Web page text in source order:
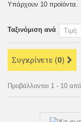
Υπάρχουν 10 προϊόντα.
Ταξινόμιση ανά
Συγκρίνετε (0)
Προβάλλονται 1 - 10 από